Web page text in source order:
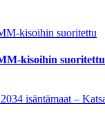
kisoihin suoritettu